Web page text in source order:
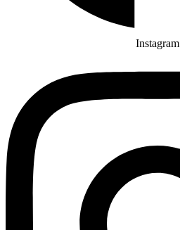
Instagram